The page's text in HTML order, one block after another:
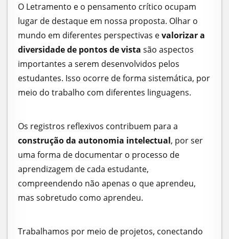
O Letramento e o pensamento crítico ocupam
lugar de destaque em nossa proposta. Olhar o
mundo em diferentes perspectivas evalorizar a
diversidade de pontos de vista são aspectos
importantes a serem desenvolvidos pelos
estudantes. Isso ocorre de forma sistemática, por
meio do trabalho com diferentes linguagens.
Os registros reflexivos contribuem para a
construção da autonomia intelectual, por ser
uma forma de documentar o processo de
aprendizagem de cada estudante,
compreendendo não apenas o que aprendeu,
mas sobretudo como aprendeu.
Trabalhamos por meio de projetos, conectando